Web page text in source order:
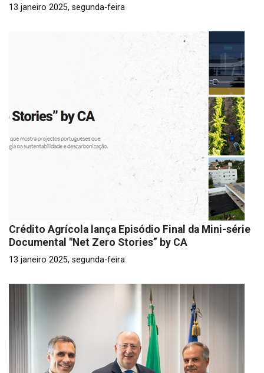
13 janeiro 2025, segunda-feira
Crédito Agrícola lança Episódio Final da Mini-série
Documental "Net Zero Stories” by CA
13 janeiro 2025, segunda-feira